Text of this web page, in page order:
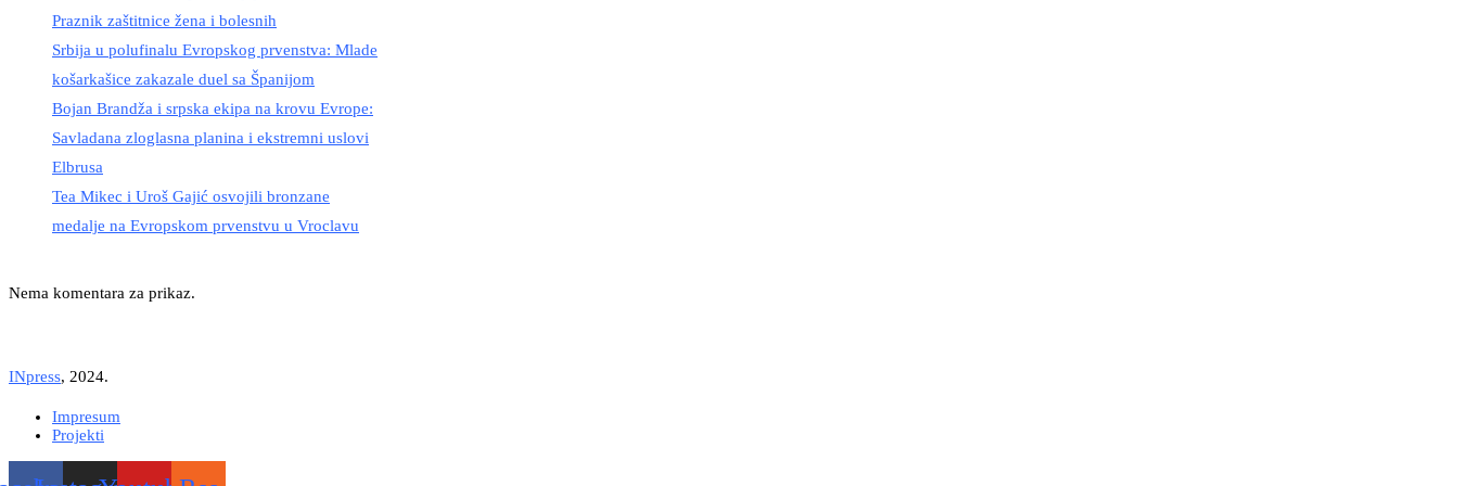
Praznik zaštitnice žena i bolesnih
Srbija u polufinalu Evropskog prvenstva: Mlade
košarkašice zakazale duel sa Španijom
Bojan Brandža i srpska ekipa na krovu Evrope:
Savladana zloglasna planina i ekstremni uslovi
Elbrusa
Tea Mikec i Uroš Gajić osvojili bronzane
medalje na Evropskom prvenstvu u Vroclavu
Nema komentara za prikaz.
INpress, 2024.
Impresum
Projekti